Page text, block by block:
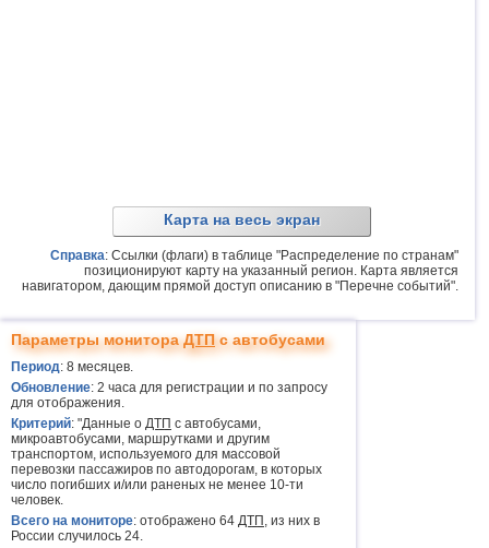
Карта на весь экран
Справка: Ссылки (флаги) в таблице "Распределение по странам"
позиционируют карту на указанный регион. Карта является
навигатором, дающим прямой доступ описанию в "Перечне событий".
Параметры монитораДТПс автобусами
Период: 8 месяцев.
Обновление: 2 часа для регистрации и по запросу
для отображения.
Критерий: "Данные о ДТП с автобусами,
микроавтобусами, маршрутками и другим
транспортом, используемого для массовой
перевозки пассажиров по автодорогам, в которых
число погибших и/или раненых не менее 10-ти
человек.
Всего на мониторе: отображено 64 ДТП , из них в
России случилось 24.